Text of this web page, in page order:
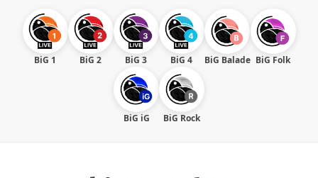
BiG 1 BiG 2 BiG 3 BiG 4 BiG Balade BiG Folk
BiG iG BiG Rock